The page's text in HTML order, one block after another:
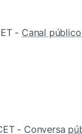
- Canal
- Conversa